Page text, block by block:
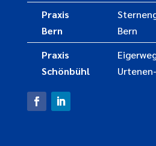
Praxis
Bern
Bern
Praxis
Schönbühl